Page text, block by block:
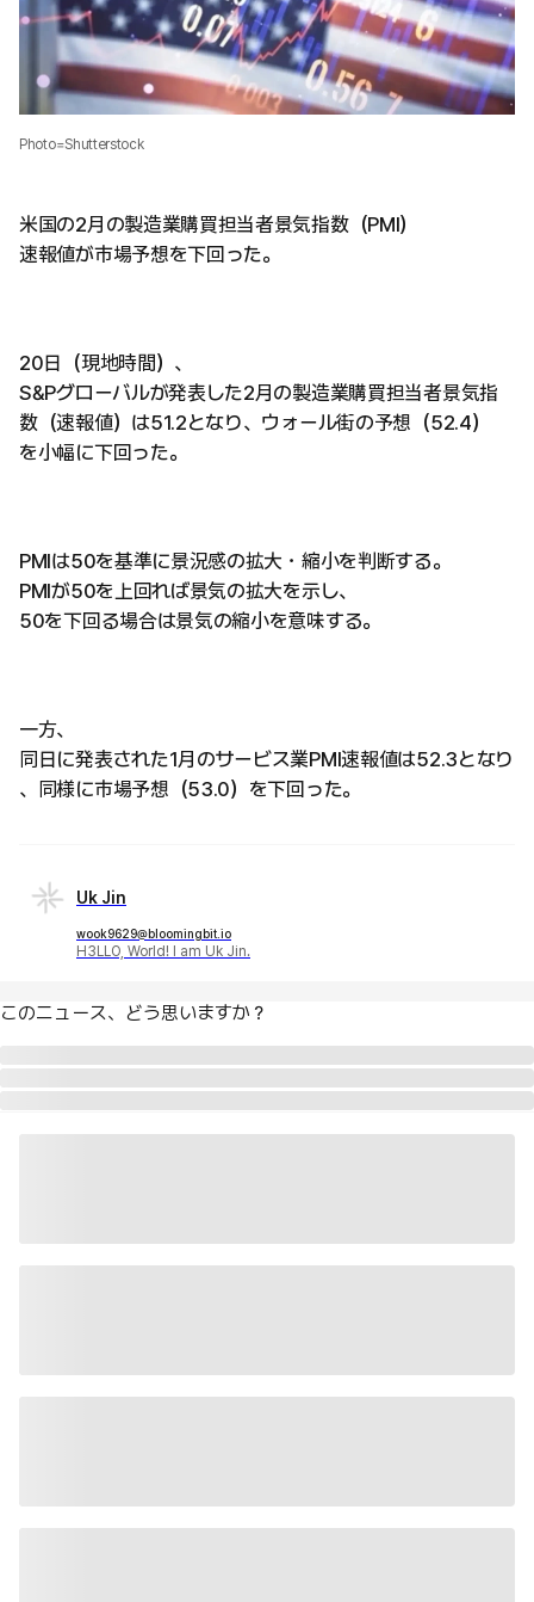
Photo=Shutterstock
米国の2月の製造業購買担当者景気指数（PMI）
速報値が市場予想を下回った。
20日（現地時間）、
S&Pグローバルが発表した2月の製造業購買担当者景気指
数（速報値）は51.2となり、ウォール街の予想（52.4）
を小幅に下回った。
PMIは50を基準に景況感の拡大・縮小を判断する。
PMIが50を上回れば景気の拡大を示し、
50を下回る場合は景気の縮小を意味する。
一方、
同日に発表された1月のサービス業PMI速報値は52.3となり
、同様に市場予想（53.0）を下回った。
Uk Jin
wook9629@bloomingbit.io
H3LLO, World! I am Uk Jin.
このニュース、どう思いますか？